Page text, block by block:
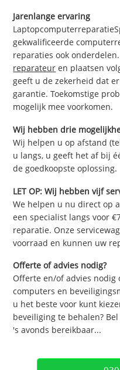
Jarenlange ervaring
gekwalificeerde
reparaties ook
reparateur en plaatsen
geeft u de zekerheid dat
garantie. Toekomstige
mogelijk mee voorkomen.
Wij hebben drie
Wij helpen u op afstand
u langs, u geeft het af bij
de goedkoopste oplossing.
LET OP: Wij hebben vijf
We helpen u nu direct op
een specialist langs voor
reparatie. Onze
voorraad en kunnen uw
Offerte of advies nodig?
Offerte en/of advies nodig
computers en
u het beste voor kunt
beveiliging te behalen?
's avonds bereikbaar...